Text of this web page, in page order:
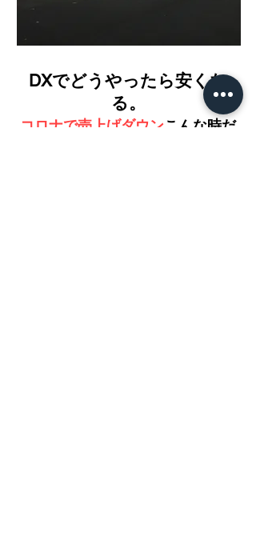
​DXでどうやったら安くな
る。
コロナで売上げダウンこんな時だ